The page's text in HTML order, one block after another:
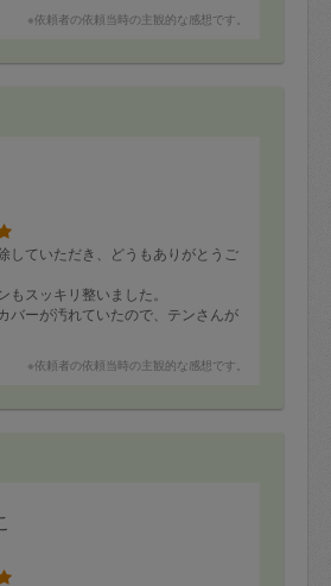
終わらない（＞＜）台所、お風呂、
んはなんだかもう当たり前のように
てよく考えたら奇跡的だわ、と改め
うございます！！
※依頼者の依頼当時の主観的な感想です。
していただき、どうもありがとうご
もスッキリ整いました。
バーが汚れていたので、テンさんが
くれました。
※依頼者の依頼当時の主観的な感想です。